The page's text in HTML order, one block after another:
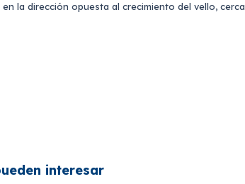
la dirección opuesta al crecimiento del vello, cerca
interesar